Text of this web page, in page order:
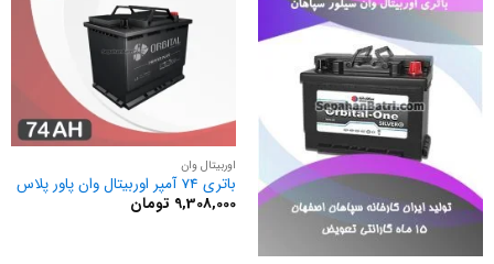
اوربیتال وان
باتری 74 آمپر اوربیتال وان پاور پلاس
9,308,000 تومان